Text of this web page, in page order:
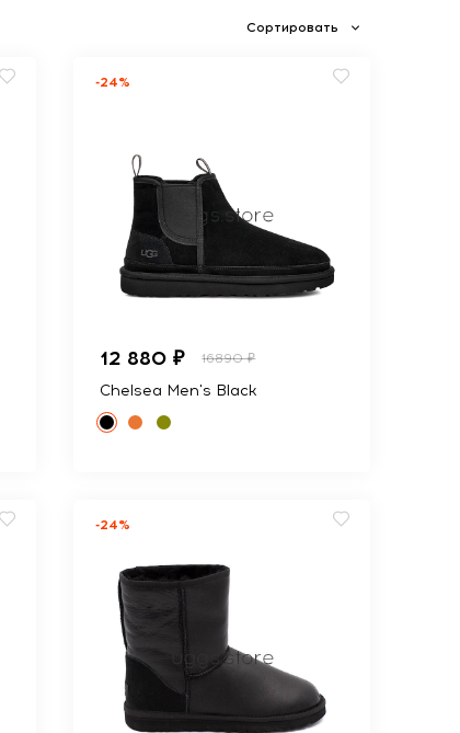
Сортировать
-24%
12 880 ₽ 16890 ₽
Chelsea Men's Black
-24%